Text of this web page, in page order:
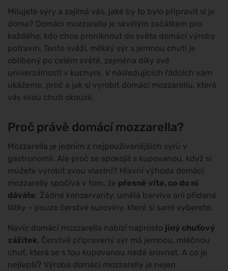
Milujete sýry a zajímá vás, jaké by to bylo připravit si je
doma? Domácí mozzarella je skvělým začátkem pro
každého, kdo chce proniknout do světa domácí výroby
potravin. Tento svěží, měkký sýr s jemnou chutí je
oblíbený po celém světě, zejména díky své
univerzálnosti v kuchyni. V následujících řádcích vám
ukážeme, proč a jak si vyrobit domácí mozzarellu, která
vás svou chutí okouzlí.
Proč právě domácí mozzarella?
Mozzarella je jedním z nejpoužívanějších sýrů v
gastronomii. Ale proč se spokojit s kupovanou, když si
můžete vyrobit svou vlastní? Hlavní výhoda domácí
mozzarelly spočívá v tom, že přesně víte, co do ní
dáváte. Žádné konzervanty, umělá barviva ani přidané
látky – pouze čerstvé suroviny, které si sami vyberete.
Navíc domácí mozzarella nabízí naprosto jiný chuťový
zážitek. Čerstvě připravený sýr má jemnou, mléčnou
chuť, která se s tou kupovanou nedá srovnat. A co je
nejlepší? Výroba domácí mozzarelly je nejen